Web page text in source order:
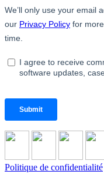
Politique de confidentialité